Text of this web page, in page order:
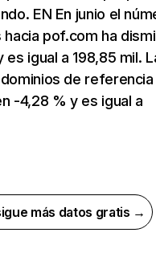
EN En junio el
hacia pof.com ha
es igual a 198,85 mil.
de referencia
-4,28 % y es igual a
más datos gratis →